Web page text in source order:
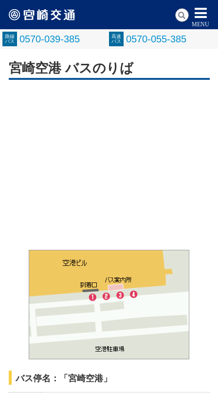
路線
バス
0570-039-385
高速
バス
0570-055-385
MENU
宮崎空港 バスのりば
バス停名：「宮崎空港」